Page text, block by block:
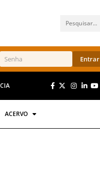
Entrar
ACERVO